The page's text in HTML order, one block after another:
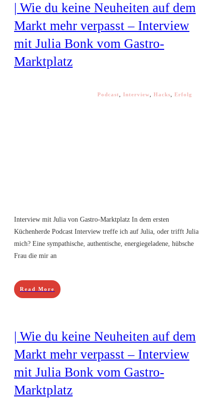
| Wie du keine Neuheiten auf dem
Markt mehr verpasst – Interview
mit Julia Bonk vom Gastro-
Marktplatz
Podcast Interview Hacks Erfolg
Interview mit Julia von Gastro-Marktplatz In dem ersten
Küchenherde Podcast Interview treffe ich auf Julia, oder trifft Julia
mich? Eine sympathische, authentische, energiegeladene, hübsche
Frau die mir an
Read More
| Wie du keine Neuheiten auf dem
Markt mehr verpasst – Interview
mit Julia Bonk vom Gastro-
Marktplatz